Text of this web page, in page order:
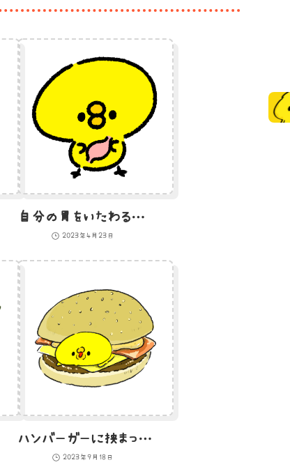
自分の胃をいたわるひよこのイラスト
2023年4月23日
ハンバーガーに挟まったひよこのイラスト
2023年9月18日